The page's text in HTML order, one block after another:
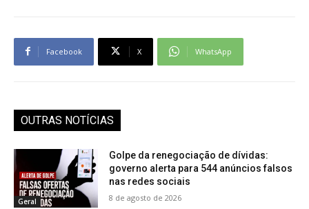
Facebook X WhatsApp
OUTRAS NOTÍCIAS
Geral
Golpe da renegociação de dívidas:
governo alerta para 544 anúncios falsos
nas redes sociais
8 de agosto de 2026